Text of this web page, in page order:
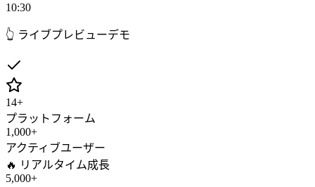
10:30
👆 ライブプレビューデモ
14+
プラットフォーム
1,000+
アクティブユーザー
🔥 リアルタイム成長
5,000+